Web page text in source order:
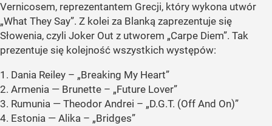
Vernicosem, reprezentantem Grecji, który wykona utwór
„What They Say”. Z kolei za Blanką zaprezentuje się
Słowenia, czyli Joker Out z utworem „Carpe Diem”. Tak
prezentuje się kolejność wszystkich występów:
1. Dania Reiley – „Breaking My Heart”
2. Armenia — Brunette – „Future Lover”
3. Rumunia — Theodor Andrei – „D.G.T. (Off And On)”
4. Estonia — Alika – „Bridges”